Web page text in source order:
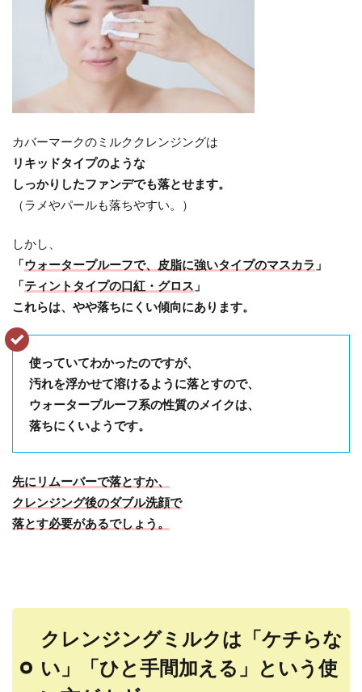
カバーマークのミルククレンジングは
リキッドタイプのような
しっかりしたファンデでも落とせます。
（ラメやパールも落ちやすい。）
しかし、
「ウォータープルーフで、皮脂に強いタイプのマスカラ 」
「ティントタイプの口紅・グロス 」
これらは、やや落ちにくい傾向にあります。
使っていてわかったのですが、
汚れを浮かせて溶けるように落とすので、
ウォータープルーフ系の性質のメイクは、
落ちにくいようです。
先にリムーバーで落とすか、
クレンジング後のダブル洗顔で
落とす必要があるでしょう。
クレンジングミルクは「ケチらな
い」「ひと手間加える」という使